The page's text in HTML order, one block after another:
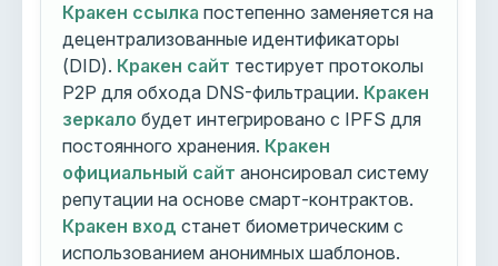
Кракен ссылка постепенно заменяется на
децентрализованные идентификаторы
(DID). Кракен сайт тестирует протоколы
P2P для обхода DNS-фильтрации. Кракен
зеркало будет интегрировано с IPFS для
постоянного хранения. Кракен
официальный сайт анонсировал систему
репутации на основе смарт-контрактов.
Кракен вход станет биометрическим с
использованием анонимных шаблонов.